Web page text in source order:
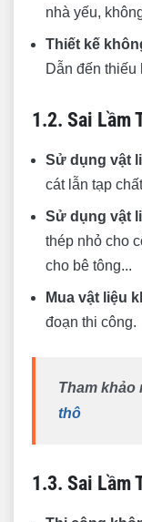
nhà yếu,
Thiết kế
Dẫn đến thiếu
1.2. Sai Lầm
Sử dụng vật
cát lẫn tạp
Sử dụng vật
thép nhỏ cho
cho bê tông...
Mua vật liệu
đoạn thi công.
Tham khảo
thô
1.3. Sai Lầm